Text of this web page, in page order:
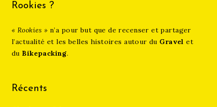
Rookies ?
« Rookies »n’a pour but que de recenser et partager
l’actualité et les belles histoires autour du Gravel et
du Bikepacking.
Récents